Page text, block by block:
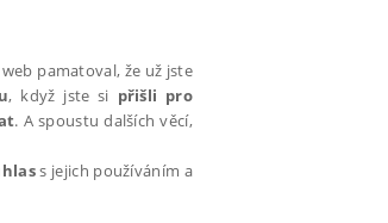
pamatoval, že už jste
, když jste si přišli pro
. A spoustu dalších věcí,
s jejich používáním a